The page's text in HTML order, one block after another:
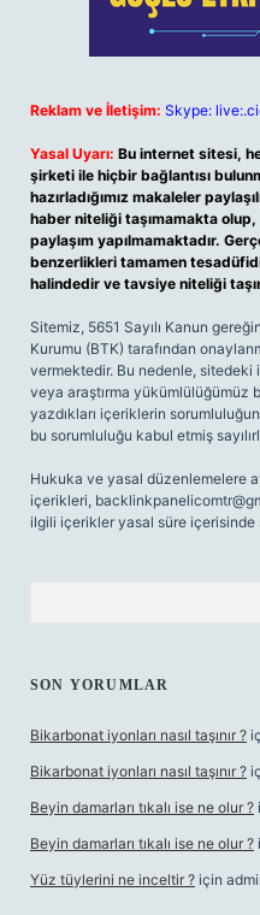
Reklam ve İletişim: Skype:
Yasal Uyarı: Bu internet sitesi,
şirketi ile hiçbir bağlantısı
hazırladığımız makaleler
haber niteliği taşımamakta
paylaşım yapılmamaktadır.
benzerlikleri tamamen
halindedir ve tavsiye niteliği
Sitemiz, 5651 Sayılı Kanun
Kurumu (BTK) tarafından
vermektedir. Bu nedenle,
veya araştırma yükümlülüğümüz
yazdıkları içeriklerin
bu sorumluluğu kabul etmiş
Hukuka ve yasal düzenlemelere
içerikleri,
ilgili içerikler yasal süre içerisinde
SON YORUMLAR
Bikarbonat iyonları nasıl taşınır ?
Bikarbonat iyonları nasıl taşınır ?
Beyin damarları tıkalı ise ne olur ?
Beyin damarları tıkalı ise ne olur ?
Yüz tüylerini ne inceltir ? için